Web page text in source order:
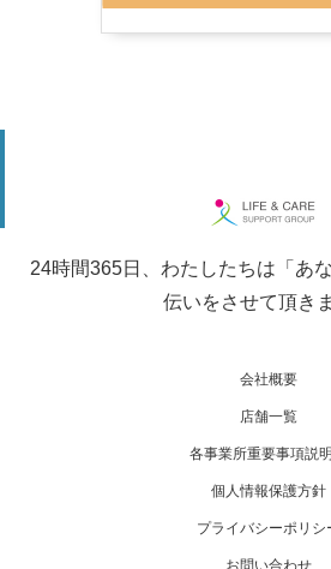
24時間365日、わたしたちは「あ
伝いをさせて頂き
会社概要
店舗一覧
各事業所重要事項説
個人情報保護方針
プライバシーポリシ